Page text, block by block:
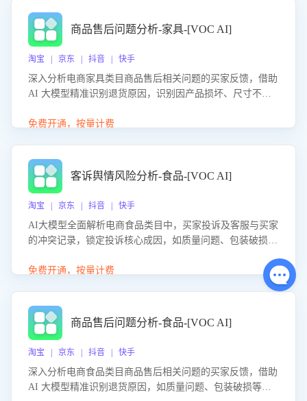
商品售后问题分析-家具-[VOC AI]
淘宝 | 京东 | 抖音 | 快手
深入分析电商家具类目商品售后相关问题的买家反馈，借助
AI 大模型精准识别退货原因，识别因产品损坏、尺寸不符
力商家优化产品或服务，实现销售额的显著提升。
免费开通，按量计费
客诉舆情风险分析-食品-[VOC AI]
淘宝 | 京东 | 抖音 | 快手
AI大模型全面解析电商食品类目中，买家投诉及客服与买家
的冲突记录，锁定投诉核心成因，如质量问题、包装破损
置差评防控，提升客户满意度。
免费开通，按量计费
商品售后问题分析-食品-[VOC AI]
淘宝 | 京东 | 抖音 | 快手
深入分析电商食品类目商品售后相关问题的买家反馈，借助
AI 大模型精准识别退货原因，如质量问题、包装破损等，